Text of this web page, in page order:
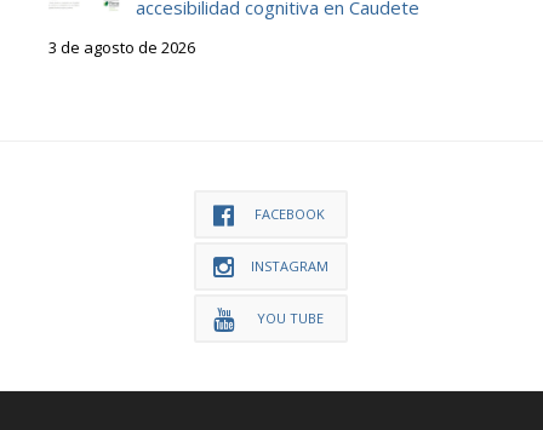
accesibilidad cognitiva en Caudete
3 de agosto de 2026
FACEBOOK
INSTAGRAM
YOU TUBE